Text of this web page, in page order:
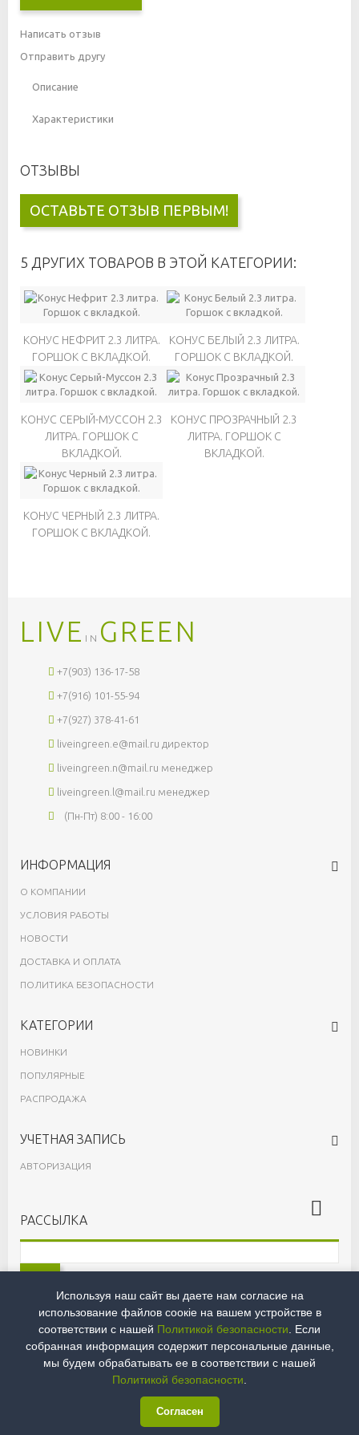
Написать отзыв
Отправить другу
Описание
Характеристики
ОТЗЫВЫ
ОСТАВЬТЕ ОТЗЫВ ПЕРВЫМ!
5 ДРУГИХ ТОВАРОВ В ЭТОЙ КАТЕГОРИИ:
КОНУС НЕФРИТ 2.3 ЛИТРА.
ГОРШОК С ВКЛАДКОЙ.
КОНУС БЕЛЫЙ 2.3 ЛИТРА.
ГОРШОК С ВКЛАДКОЙ.
КОНУС СЕРЫЙ-МУССОН 2.3
ЛИТРА. ГОРШОК С
ВКЛАДКОЙ.
КОНУС ПРОЗРАЧНЫЙ 2.3
ЛИТРА. ГОРШОК С
ВКЛАДКОЙ.
КОНУС ЧЕРНЫЙ 2.3 ЛИТРА.
ГОРШОК С ВКЛАДКОЙ.
LIVE IN GREEN
+7(903) 136-17-58
+7(916) 101-55-94
+7(927) 378-41-61
liveingreen.e@mail.ru директор
liveingreen.n@mail.ru менеджер
liveingreen.l@mail.ru менеджер
(Пн-Пт) 8:00 - 16:00
ИНФОРМАЦИЯ
О КОМПАНИИ
УСЛОВИЯ РАБОТЫ
НОВОСТИ
ДОСТАВКА И ОПЛАТА
ПОЛИТИКА БЕЗОПАСНОСТИ
© 2026 ОБЩЕСТВО С ОГРАНИЧЕННОЙ ОТВЕТСТВЕННОСТЬЮ ЛИВИНГРИН /
ИНН: 9718071212 / КПП: 771801001
КАТЕГОРИИ
НОВИНКИ
ПОПУЛЯРНЫЕ
РАСПРОДАЖА
УЧЕТНАЯ ЗАПИСЬ
АВТОРИЗАЦИЯ
РАССЫЛКА
Политику конфидециальности
Используя наш сайт вы даете нам согласие на
использование файлов сoокіе на вашем устройстве в
соответствии с нашей Политикой безопасности . Если
собранная информация содержит персональные данные,
мы будем обрабатывать ее в соответствии с нашей
Политикой безопасности
Согласен